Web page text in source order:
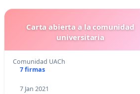
Carta abierta a la comunidad
universitaria
Comunidad UACh
7 firmas
7 Jan 2021